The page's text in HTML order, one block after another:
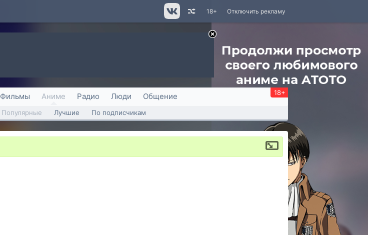
Отключить рекламу
18+
Фильмы Аниме Радио Люди Общение 18+
Популярные Лучшие По подписчикам